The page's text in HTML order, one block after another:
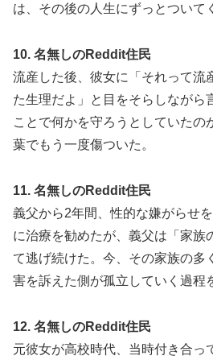
は、その後の人生にずっとついて
10. 名無しのReddit住民
流産した後、彼女に「それって流
た生理だよ」と目をそらしながら
ことで何かを守ろうとしていたの
葉でもう一度傷ついた。
11. 名無しのReddit住民
義父から2年間、性的な嫌がらせ
に治療を勧めたが、義父は「家族
て逃げ続けた。今、その家族の多
害を訴えた側が孤立していく過程
12. 名無しのReddit住民
元彼女が高校時代、当時付き合っ